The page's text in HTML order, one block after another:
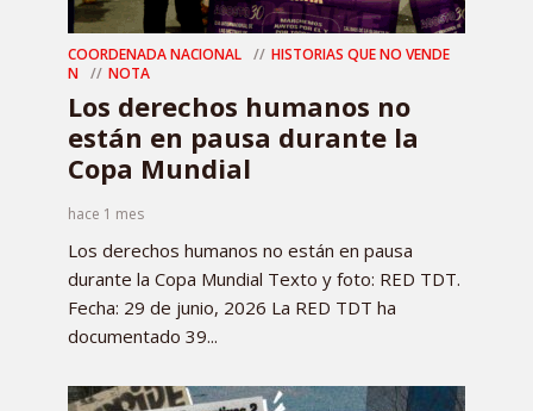
COORDENADA NACIONAL
HISTORIAS QUE NO VENDE
N
NOTA
Los derechos humanos no
están en pausa durante la
Copa Mundial
hace 1 mes
Los derechos humanos no están en pausa
durante la Copa Mundial Texto y foto: RED TDT.
Fecha: 29 de junio, 2026 La RED TDT ha
documentado 39...